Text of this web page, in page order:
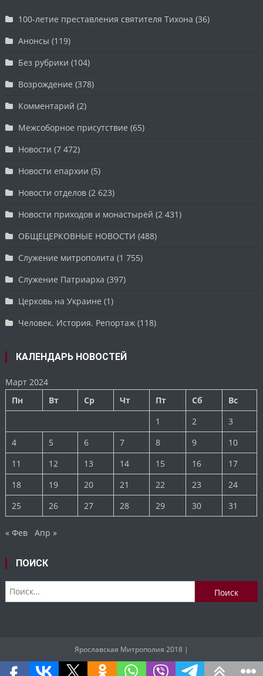
100-летие преставления святителя Тихона (36)
Анонсы (119)
Без рубрики (104)
Возрождение (378)
Комментарий (2)
Межсоборное присутствие (65)
Новости (7 472)
Новости епархии (5)
Новости отделов (2 623)
Новости приходов и монастырей (2 431)
ОБЩЕЦЕРКОВНЫЕ НОВОСТИ (488)
Служение митрополита (1 755)
Служение Патриарха (397)
Церковь на Украине (1)
Человек. История. Репортаж (118)
КАЛЕНДАРЬ НОВОСТЕЙ
Март 2024
Пн
Вт Ср Чт Пт Сб
Вс
1
2
3
4
5 6 7 8 9
10
11
12 13 14 15 16
17
18
19 20 21 22 23
24
25
26 27 28 29 30 31
« Фев Апр »
ПОИСК
Найти:
Ярославская Митрополия 2018 |